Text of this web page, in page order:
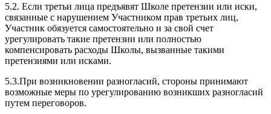
5.2. Если третьи лица предъявят Школе претензии или иски,
связанные с нарушением Участником прав третьих лиц,
Участник обязуется самостоятельно и за свой счет
урегулировать такие претензии или полностью
компенсировать расходы Школы, вызванные такими
претензиями или исками.
5.3.При возникновении разногласий, стороны принимают
возможные меры по урегулированию возникших разногласий
путем переговоров.